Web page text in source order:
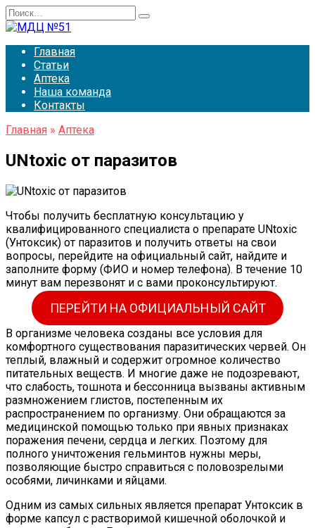
Перейти
к
Search
for:
Главная
Статьи
Аптека
Наша команда
Контакты
Главная » Аптека
UNtoxic от паразитов
Чтобы получить бесплатную консультацию у
квалифицированного специалиста о препарате UNtoxic
(Унтоксик) от паразитов и получить ответы на свои
вопросы, перейдите на официальный сайт, найдите и
заполните форму (ФИО и номер телефона). В течение 10
минут вам перезвонят и с вами проконсультируют.
ПЕРЕЙТИ НА ОФИЦИАЛЬНЫЙ САЙТ
В организме человека созданы все условия для
комфортного существования паразитических червей. Он
теплый, влажный и содержит огромное количество
питательных веществ. И многие даже не подозревают,
что слабость, тошнота и бессонница вызваны активным
размножением глистов, постепенным их
распространением по организму. Они обращаются за
медицинской помощью только при явных признаках
поражения печени, сердца и легких. Поэтому для
полного уничтожения гельминтов нужны меры,
позволяющие быстро справиться с половозрелыми
особями, личинками и яйцами.
Одним из самых сильных является препарат Унтоксик в
форме капсул с растворимой кишечной оболочкой и